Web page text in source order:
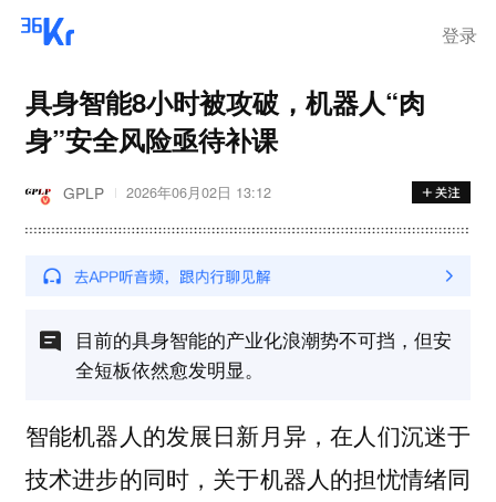
登录
具身智能8小时被攻破，机器人“肉
身”安全风险亟待补课
GPLP 2026年06月02日 13:12
目前的具身智能的产业化浪潮势不可挡，但安
全短板依然愈发明显。
智能机器人的发展日新月异，在人们沉迷于
技术进步的同时，关于机器人的担忧情绪同